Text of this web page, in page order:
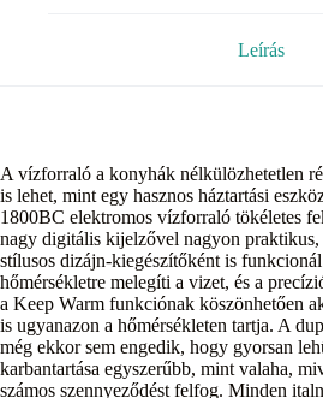
Leírás
A vízforraló a konyhák nélkülözhetetlen
is lehet, mint egy hasznos háztartási
1800BC elektromos vízforraló tökéletes
nagy digitális kijelzővel nagyon
stílusos dizájn-kiegészítőként is
hőmérsékletre melegíti a vizet, és a
a Keep Warm funkciónak köszönhetően
is ugyanazon a hőmérsékleten tartja. A
még ekkor sem engedik, hogy gyorsan
karbantartása egyszerűbb, mint valaha,
számos szennyeződést felfog. Minden